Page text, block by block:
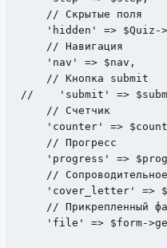
    // Скрытые поля
'hidden' => $Quiz-
    // Навигация
    'nav' => $nav,
    // Кнопка submit
//    'submit' =>
    // Cчетчик
'counter' =>
    // Прогресс
'progress' =>
//
'cover_letter' =>
// Прикрепленный
'file' => $form-